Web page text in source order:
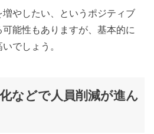
やしたい、というポジティブ
能性もありますが、基本的に
でしょう。
などで人員削減が進ん